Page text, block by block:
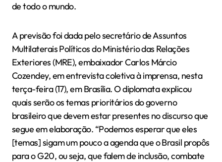
de todo o mundo.
A previsão foi dada pelo secretário de Assuntos
Multilaterais Políticos do Ministério das Relações
Exteriores (MRE), embaixador Carlos Márcio
Cozendey, em entrevista coletiva à imprensa, nesta
terça-feira (17), em Brasília. O diplomata explicou
quais serão os temas prioritários do governo
brasileiro que devem estar presentes no discurso que
segue em elaboração. “Podemos esperar que eles
[temas] sigam um pouco a agenda que o Brasil propôs
para o G20, ou seja, que falem de inclusão, combate